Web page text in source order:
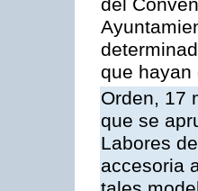
del
que hayan
Orden, 17
que se
Labores
accesoria